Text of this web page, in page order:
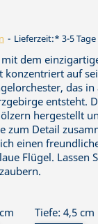
Lieferzeit:* 3-5 Tage
dem
konzentriert auf
das
entsteht.
hergestellt
zum Detail
einen
Flügel. Lassen
Tiefe: 4,5 cm